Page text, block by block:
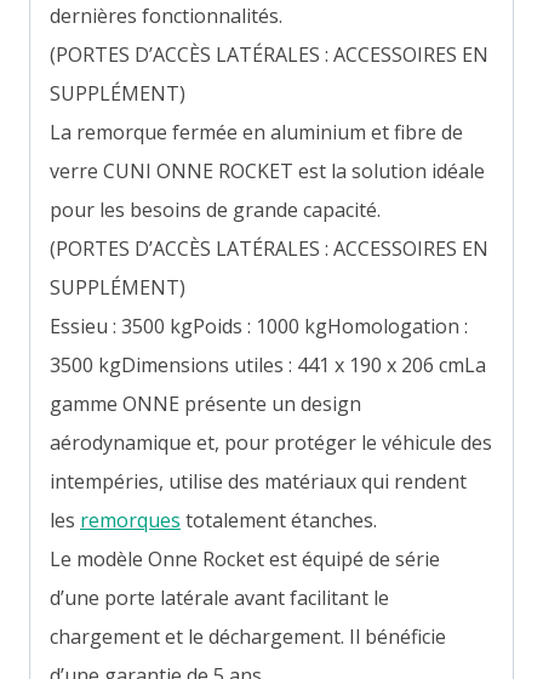
dernières fonctionnalités.
(PORTES D’ACCÈS LATÉRALES : ACCESSOIRES EN
SUPPLÉMENT)
La remorque fermée en aluminium et fibre de
verre CUNI ONNE ROCKET est la solution idéale
pour les besoins de grande capacité.
(PORTES D’ACCÈS LATÉRALES : ACCESSOIRES EN
SUPPLÉMENT)
Essieu : 3500 kgPoids : 1000 kgHomologation :
3500 kgDimensions utiles : 441 x 190 x 206 cmLa
gamme ONNE présente un design
aérodynamique et, pour protéger le véhicule des
intempéries, utilise des matériaux qui rendent
les remorques totalement étanches.
Le modèle Onne Rocket est équipé de série
d’une porte latérale avant facilitant le
chargement et le déchargement. Il bénéficie